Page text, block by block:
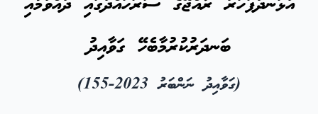
ބަނދަރުކުރުމާބެހޭ ގަވާއިދު
(ގަވާއިދު ނަންބަރު 2023-155)